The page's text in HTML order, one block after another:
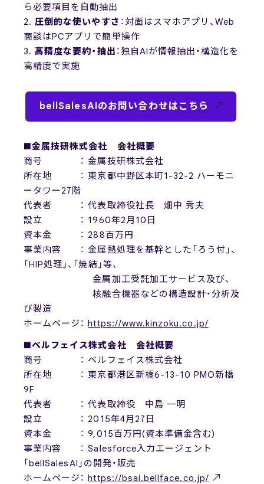
ら必要項目を自動抽出
2.圧倒的な使いやすさ ：対面はスマホアプリ、Web
商談はPCアプリで簡単操作
3.高精度な要約・抽出 ：独自AIが情報抽出・構造化を
高精度で実施
bellSalesAIのお問い合わせはこちら
■金属技研株式会社 会社概要
商号 ： 金属技研株式会社
所在地 ： 東京都中野区本町1-32-2 ハーモニ
ータワー27階
代表者 ： 代表取締役社長 畑中 秀夫
設立 ： 1960年2月10日
資本金 ： 288百万円
事業内容 ： 金属熱処理を基幹とした「ろう付」、
「HIP処理」、「焼結」等、
金属加工受託加工サービス及び、
核融合機器などの構造設計・分析及
び製造
ホームページ：https://www.kinzoku.co.jp/
■ベルフェイス株式会社 会社概要
商号 ： ベルフェイス株式会社
所在地 ： 東京都港区新橋6-13-10 PMO新橋
9F
代表者 ： 代表取締役 中島 一明
設立 ： 2015年4月27日
資本金 ： 9,015百万円(資本準備金含む)
事業内容 ： Salesforce入力エージェント
「bellSalesAI」の開発・販売
ホームページ：https://bsai.bellface.co.jp/